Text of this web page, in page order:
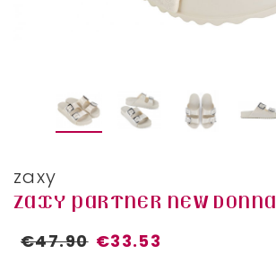
zaxy
ZAXY PARTNER NEW DONNA
€47.90 €33.53